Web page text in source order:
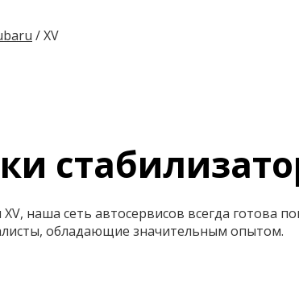
/XV
наша сеть автосервисов всегда готова
обладающие значительным опытом.